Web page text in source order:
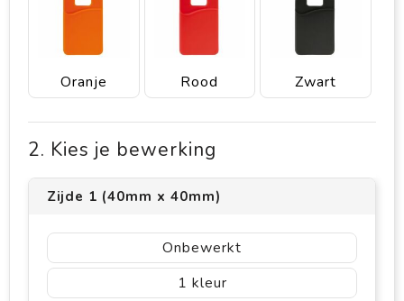
Oranje Rood Zwart
2. Kies je bewerking
Zijde 1 (40mm x 40mm)
Onbewerkt
1